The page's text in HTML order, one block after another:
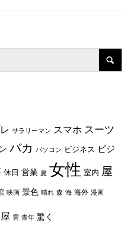
サラリーマン スマホ スーツ
バカ パソコン ビジネス ビジ
休日 営業 夏 女性 室内 屋
映画 景色 晴れ 森 海 海外 漫画
雲 青年 驚く